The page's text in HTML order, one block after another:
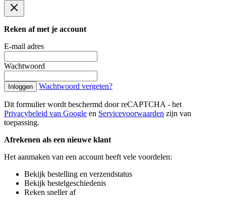
Reken af met je account
E-mail adres
Wachtwoord
Inloggen Wachtwoord vergeten?
Dit formulier wordt beschermd door reCAPTCHA - het
Privacybeleid van Google en Servicevoorwaarden zijn van
toepassing.
Afrekenen als een nieuwe klant
Het aanmaken van een account heeft vele voordelen:
Bekijk bestelling en verzendstatus
Bekijk bestelgeschiedenis
Reken sneller af